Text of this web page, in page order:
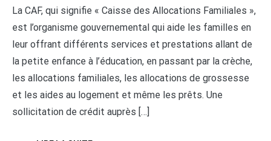
La CAF, qui signifie « Caisse des Allocations Familiales »,
est l’organisme gouvernemental qui aide les familles en
leur offrant différents services et prestations allant de
la petite enfance à l’éducation, en passant par la crèche,
les allocations familiales, les allocations de grossesse
et les aides au logement et même les prêts. Une
sollicitation de crédit auprès […]